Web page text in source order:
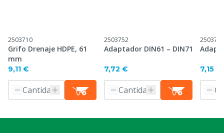
2503710
Grifo Drenaje HDPE, 61
mm
9,11 €
2503752
Adaptador DIN61 – DIN71
7,72 €
2503755
7,15 €